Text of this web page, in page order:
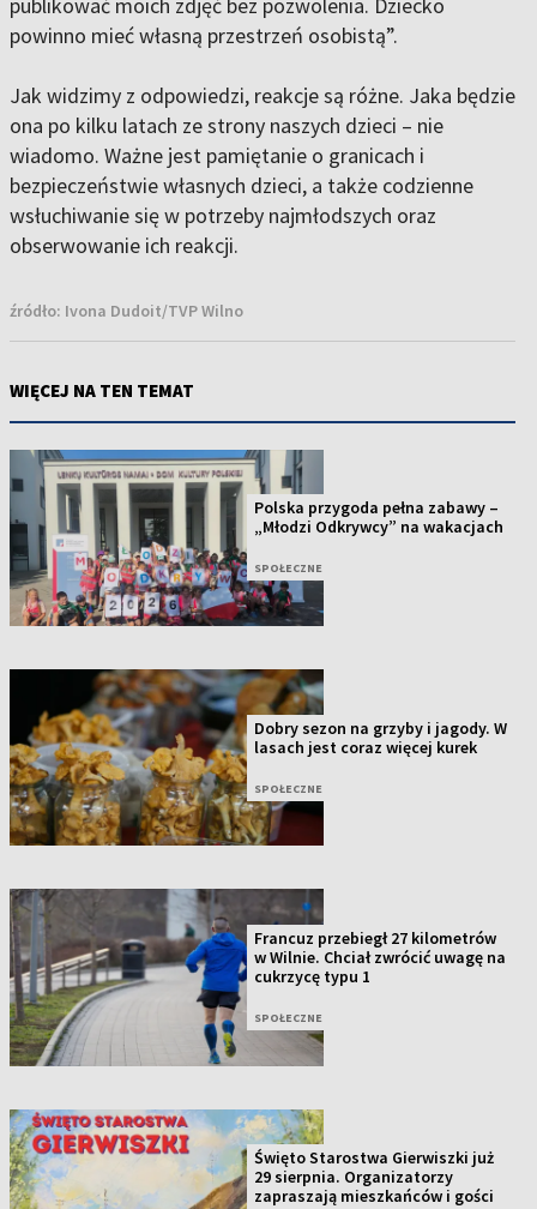
publikować moich zdjęć bez pozwolenia. Dziecko
powinno mieć własną przestrzeń osobistą”.
Jak widzimy z odpowiedzi, reakcje są różne. Jaka będzie
ona po kilku latach ze strony naszych dzieci – nie
wiadomo. Ważne jest pamiętanie o granicach i
bezpieczeństwie własnych dzieci, a także codzienne
wsłuchiwanie się w potrzeby najmłodszych oraz
obserwowanie ich reakcji.
źródło: Ivona Dudoit/TVP Wilno
WIĘCEJ NA TEN TEMAT
Polska przygoda pełna zabawy –
„Młodzi Odkrywcy” na wakacjach
SPOŁECZNE
Dobry sezon na grzyby i jagody. W
lasach jest coraz więcej kurek
SPOŁECZNE
Francuz przebiegł 27 kilometrów
w Wilnie. Chciał zwrócić uwagę na
cukrzycę typu 1
SPOŁECZNE
Święto Starostwa Gierwiszki już
29 sierpnia. Organizatorzy
zapraszają mieszkańców i gości